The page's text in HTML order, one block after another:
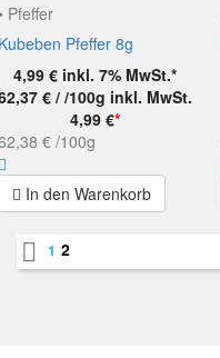
Pfeffer
Pfeffer 8g
4,99 € inkl. 7% MwSt.*
€ / /100g inkl. MwSt.
4,99 €*
€ /100g
In den Warenkorb
 12